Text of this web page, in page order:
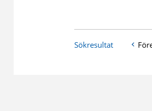
Sökresultat